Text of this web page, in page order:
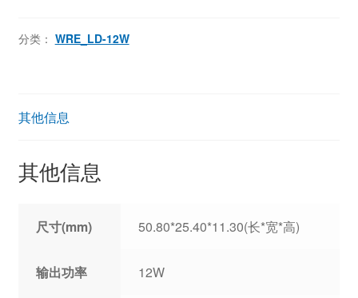
分类： WRE_LD-12W
其他信息
其他信息
尺寸(mm) 50.80*25.40*11.30(长*宽*高)
输出功率 12W